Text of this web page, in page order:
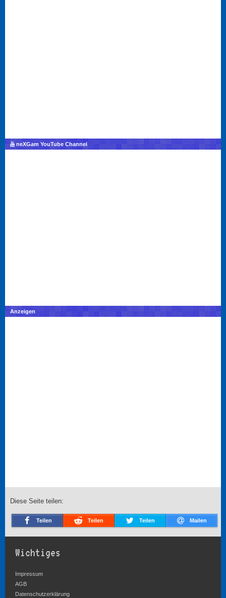
neXGam YouTube Channel
Anzeigen
Diese Seite teilen:
Teilen Teilen Teilen Mailen
Wichtiges
Impressum
AGB
Datenschutzerklärung